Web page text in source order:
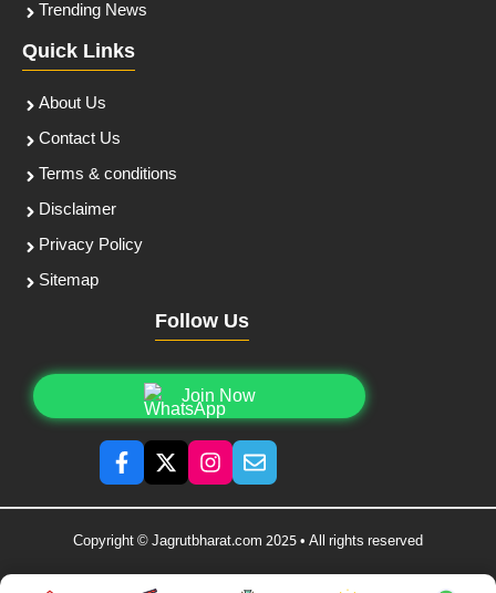
Trending News
Quick Links
About Us
Contact Us
Terms & conditions
Disclaimer
Privacy Policy
Sitemap
Follow Us
Join Now
Copyright © Jagrutbharat.com 2025 • All rights reserved